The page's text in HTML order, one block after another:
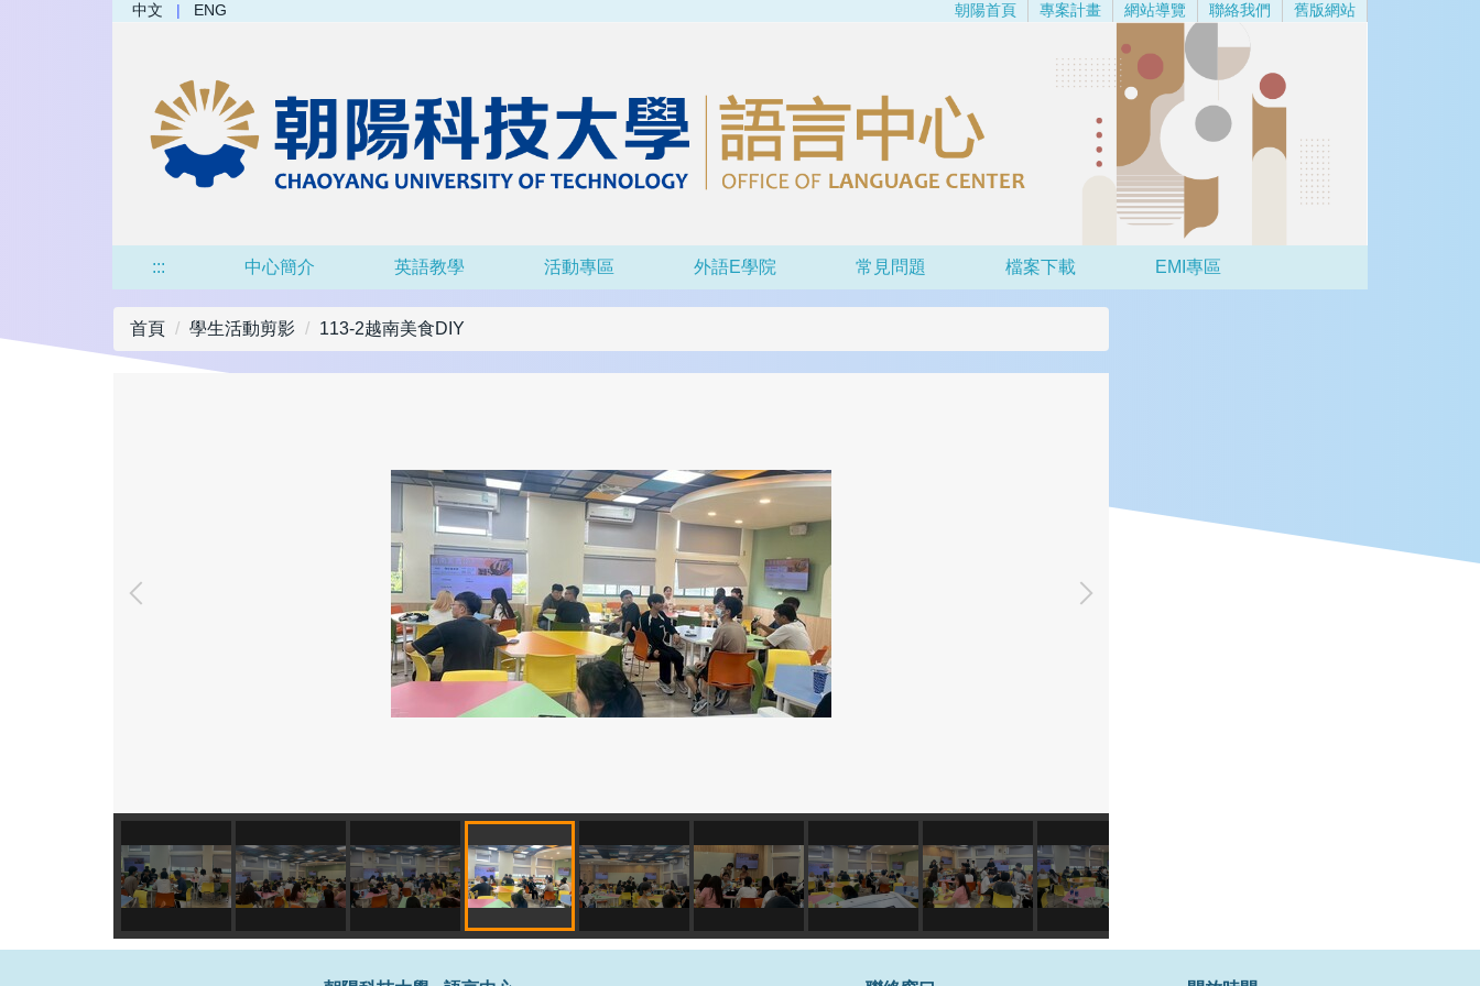
朝陽首頁 專案計畫 網站導覽 聯絡我們 舊版網站
中文 ENG
::: 中心簡介 英語教學 活動專區 外語e學院 常見問題 檔案下載 EMI專區
首頁 學生活動剪影 113-2越南美食DIY